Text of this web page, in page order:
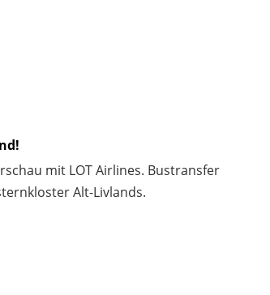
mit LOT Airlines. Bustransfer
Alt-Livlands.